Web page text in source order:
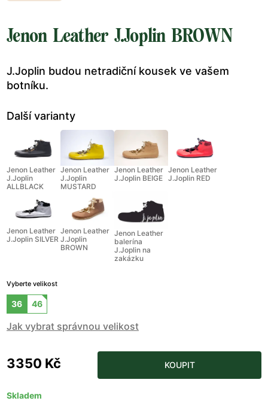
Jenon Leather J.Joplin BROWN
J.Joplin budou netradiční kousek ve vašem
botníku.
Další varianty
Jenon Leather
J.Joplin
ALLBLACK
Jenon Leather
J.Joplin
MUSTARD
Jenon Leather
J.Joplin BEIGE
Jenon Leather
J.Joplin RED
Jenon Leather
J.Joplin SILVER
Jenon Leather
J.Joplin
BROWN
Jenon Leather
balerína
J.Joplin na
zakázku
Vyberte velikost
36 46
Jak vybrat správnou velikost
3350 Kč KOUPIT
Skladem